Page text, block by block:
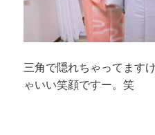
三角で隠れちゃってます
ゃいい笑顔ですー。笑